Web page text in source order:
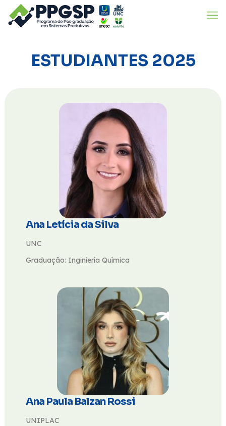
ESTUDIANTES 2025
Ana Letícia da Silva
UNC
Graduação: Inginiería Química
Ana Paula Balzan Rossi
UNIPLAC